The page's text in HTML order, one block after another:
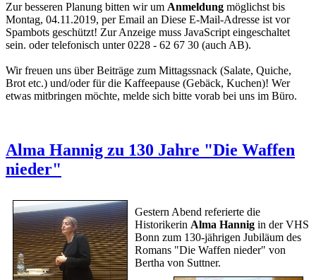
Zur besseren Planung bitten wir um Anmeldung möglichst bis
Montag, 04.11.2019, per Email an Diese E-Mail-Adresse ist vor
Spambots geschützt! Zur Anzeige muss JavaScript eingeschaltet
sein. oder telefonisch unter 0228 - 62 67 30 (auch AB).
Wir freuen uns über Beiträge zum Mittagssnack (Salate, Quiche,
Brot etc.) und/oder für die Kaffeepause (Gebäck, Kuchen)! Wer
etwas mitbringen möchte, melde sich bitte vorab bei uns im Büro.
Alma Hannig zu 130 Jahre "Die Waffen
nieder"
Gestern Abend referierte die
Historikerin Alma Hannig in der VHS
Bonn zum 130-jährigen Jubiläum des
Romans "Die Waffen nieder" von
Bertha von Suttner.